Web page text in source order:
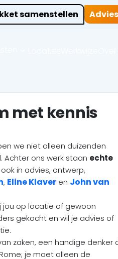
samenstellen
met kennis
we niet alleen duizenden
ons werk staan echte
in advies, ontwerp,
, Eline Klaver en John van
jou op locatie of gewoon
gekocht en wil je advies of
zaken, een handige denker
je moet alleen de